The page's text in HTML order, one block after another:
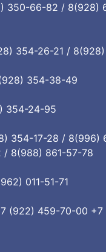
350-66-82 / 8(928)
354-26-21 /
354-38-49
354-24-95
354-17-28 / 8(996)
8(988) 861-57-78
011-51-71
(922) 459-70-00